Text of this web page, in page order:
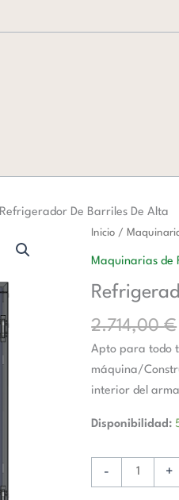
Refrigerador De Barriles De Alta
Inicio /
Maquinarias de
2.714,00€
Apto para todo
máquina/
interior del
Disponibilidad:
-
Refrigerador
De
cantidad
+